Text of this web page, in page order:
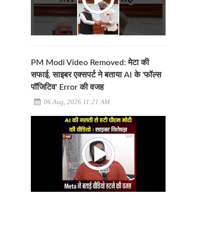
PM Modi Video Removed: मेटा की
सफाई, साइबर एक्सपर्ट ने बताया AI के 'फॉल्स
पॉजिटिव' Error की वजह
06 Aug, 2026 11:21 AM